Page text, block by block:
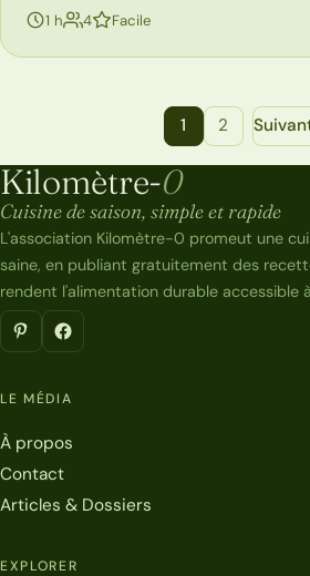
1 h 4personnes
Facile
Navigation entre les
1 2
Kilomètre-0
Kilomètre-0
Cuisine de saison, simple et rapide
L'association Kilomètre-0 promeut une
saine, en publiant gratuitement des
rendent l'alimentation durable accessible
LE MÉDIA
À propos
Contact
Articles & Dossiers
EXPLORER